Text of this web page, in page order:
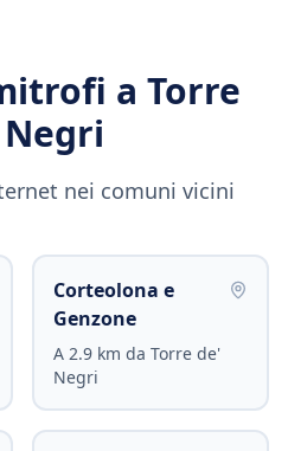
a Torre
nei comuni vicini
Corteolona e
Genzone
A 2.9 km da Torre de'
Negri